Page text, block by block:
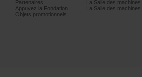
Partenaires
AppuyezlaFondation
Objetspromotionnels